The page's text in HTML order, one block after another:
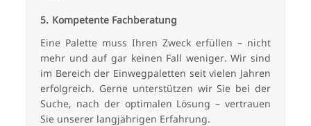
Kompetente Fachberatung
Eine Palette muss Ihren Zweck erfüllen – nicht
mehr und auf gar keinen Fall weniger. Wir sind
im Bereich der Einwegpaletten seit vielen Jahren
erfolgreich. Gerne unterstützen wir Sie bei der
Suche, nach der optimalen Lösung – vertrauen
Sie unserer langjährigen Erfahrung.